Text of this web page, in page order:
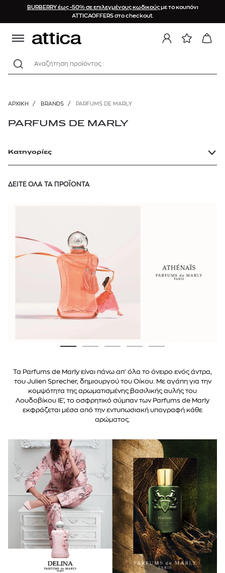
BURBERRY έως -50% σε επιλεγμένους κωδικούςμε το κουπόνι
ATTICAOFFERS στο checkout.
Αναζήτηση προϊόντος :
ΑΡΧΙΚΉ / BRANDS / PARFUMS DE MARLY
PARFUMS DE MARLY
Κατηγορίες
ΔΕΙΤΕ ΟΛΑ ΤΑ ΠΡΟΪΟΝΤΑ
Τα Parfums de Marly είναι πάνω απ' όλα το όνειρο ενός άντρα,
του Julien Sprecher, δημιουργού του Οίκου. Με αγάπη για την
κομψότητα της αρωματισμένης βασιλικής αυλής του
Λουδοβίκου ΙΕ', το οσφρητικό σύμπαν των Parfums de Marly
εκφράζεται μέσα από την εντυπωσιακή υπογραφή κάθε
αρώματος.